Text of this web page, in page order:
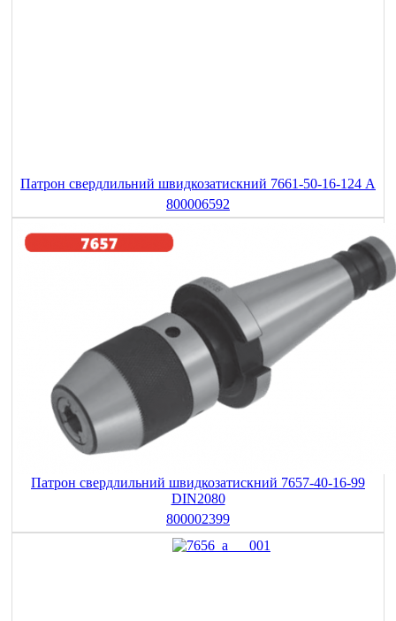
Патрон свердлильний швидкозатискний 7661-50-16-124 A
800006592
Патрон свердлильний швидкозатискний 7657-40-16-99
DIN2080
800002399